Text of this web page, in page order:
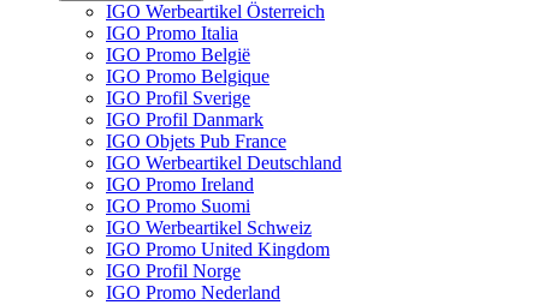
IGO Werbeartikel Österreich
IGO Promo Italia
IGO Promo België
IGO Promo Belgique
IGO Profil Sverige
IGO Profil Danmark
IGO Objets Pub France
IGO Werbeartikel Deutschland
IGO Promo Ireland
IGO Promo Suomi
IGO Werbeartikel Schweiz
IGO Promo United Kingdom
IGO Profil Norge
IGO Promo Nederland